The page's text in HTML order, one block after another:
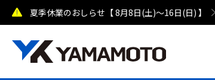
夏季休業のおしらせ【 8月8日(土)～16日(日) 】